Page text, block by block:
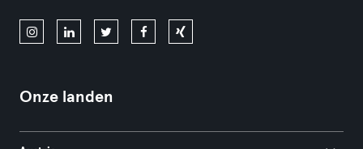
Onze landen